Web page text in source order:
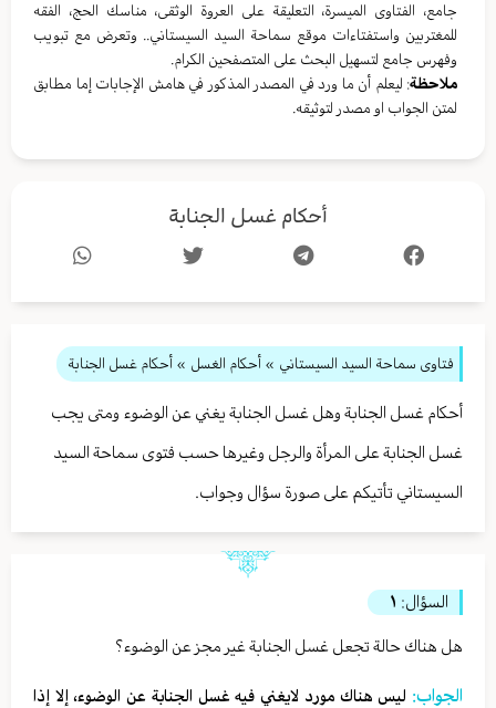
جامع، الفتاوى الميسرة، التعليقة على العروة الوثقى، مناسك الحج، الفقه
للمغتربين واستفتاءات موقع سماحة السيد السيستاني.. وتعرض مع تبويب
وفهرس جامع لتسهيل البحث على المتصفحين الكرام.
ملاحظة: ليعلم أن ما ورد في المصدر المذكور في هامش الإجابات إما مطابق
لمتن الجواب او مصدر لتوثيقه.
أحكام غسل الجنابة
فتاوى سماحة السيد السيستاني » أحكام الغسل » أحكام غسل الجنابة
أحكام غسل الجنابة وهل غسل الجنابة يغني عن الوضوء ومتى يجب
غسل الجنابة على المرأة والرجل وغيرها حسب فتوى سماحة السيد
السيستاني تأتيكم على صورة سؤال وجواب.
السؤال: ١
هل هناك حالة تجعل غسل الجنابة غير مجز عن الوضوء؟
الجواب: ليس هناك مورد لايغني فيه غسل الجنابة عن الوضوء، إلا إذا